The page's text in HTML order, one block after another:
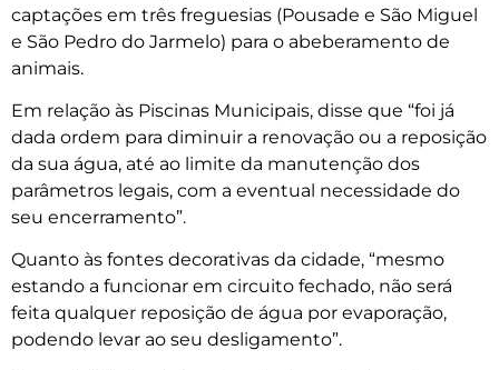
captações em três freguesias (Pousade e São Miguel
e São Pedro do Jarmelo) para o abeberamento de
animais.
Em relação às Piscinas Municipais, disse que “foi já
dada ordem para diminuir a renovação ou a reposição
da sua água, até ao limite da manutenção dos
parâmetros legais, com a eventual necessidade do
seu encerramento”.
Quanto às fontes decorativas da cidade, “mesmo
estando a funcionar em circuito fechado, não será
feita qualquer reposição de água por evaporação,
podendo levar ao seu desligamento”.